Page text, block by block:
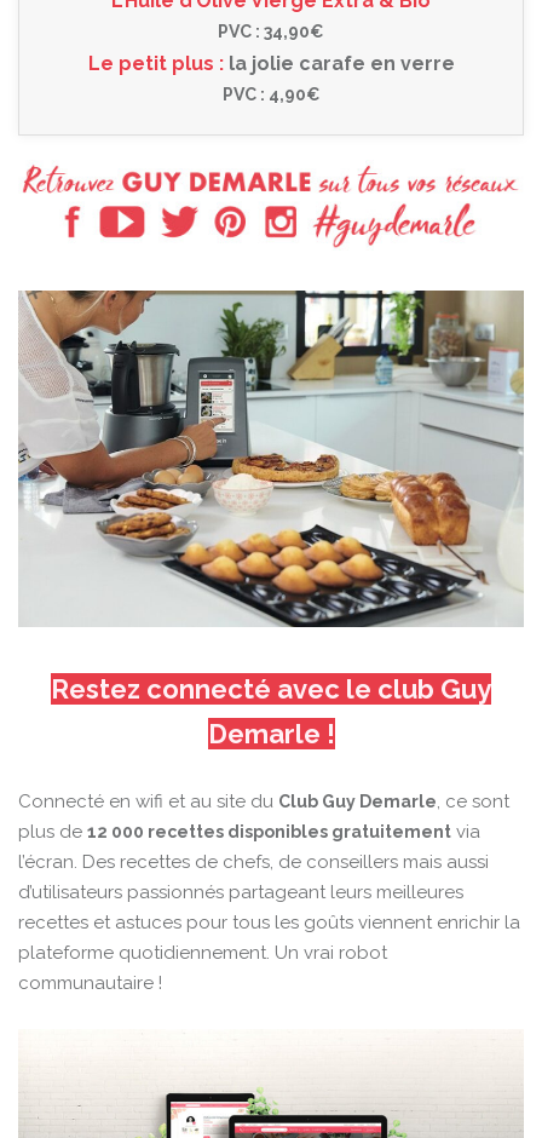
PVC : 34,90€
Le petit plus :la jolie carafe en verre
PVC : 4,90€
Restez connecté avec le club Guy
Demarle !
Connecté en wifi et au site du Club Guy Demarle, ce sont
plus de 12 000 recettes disponibles gratuitement via
l’écran. Des recettes de chefs, de conseillers mais aussi
d’utilisateurs passionnés partageant leurs meilleures
recettes et astuces pour tous les goûts viennent enrichir la
plateforme quotidiennement. Un vrai robot
communautaire !